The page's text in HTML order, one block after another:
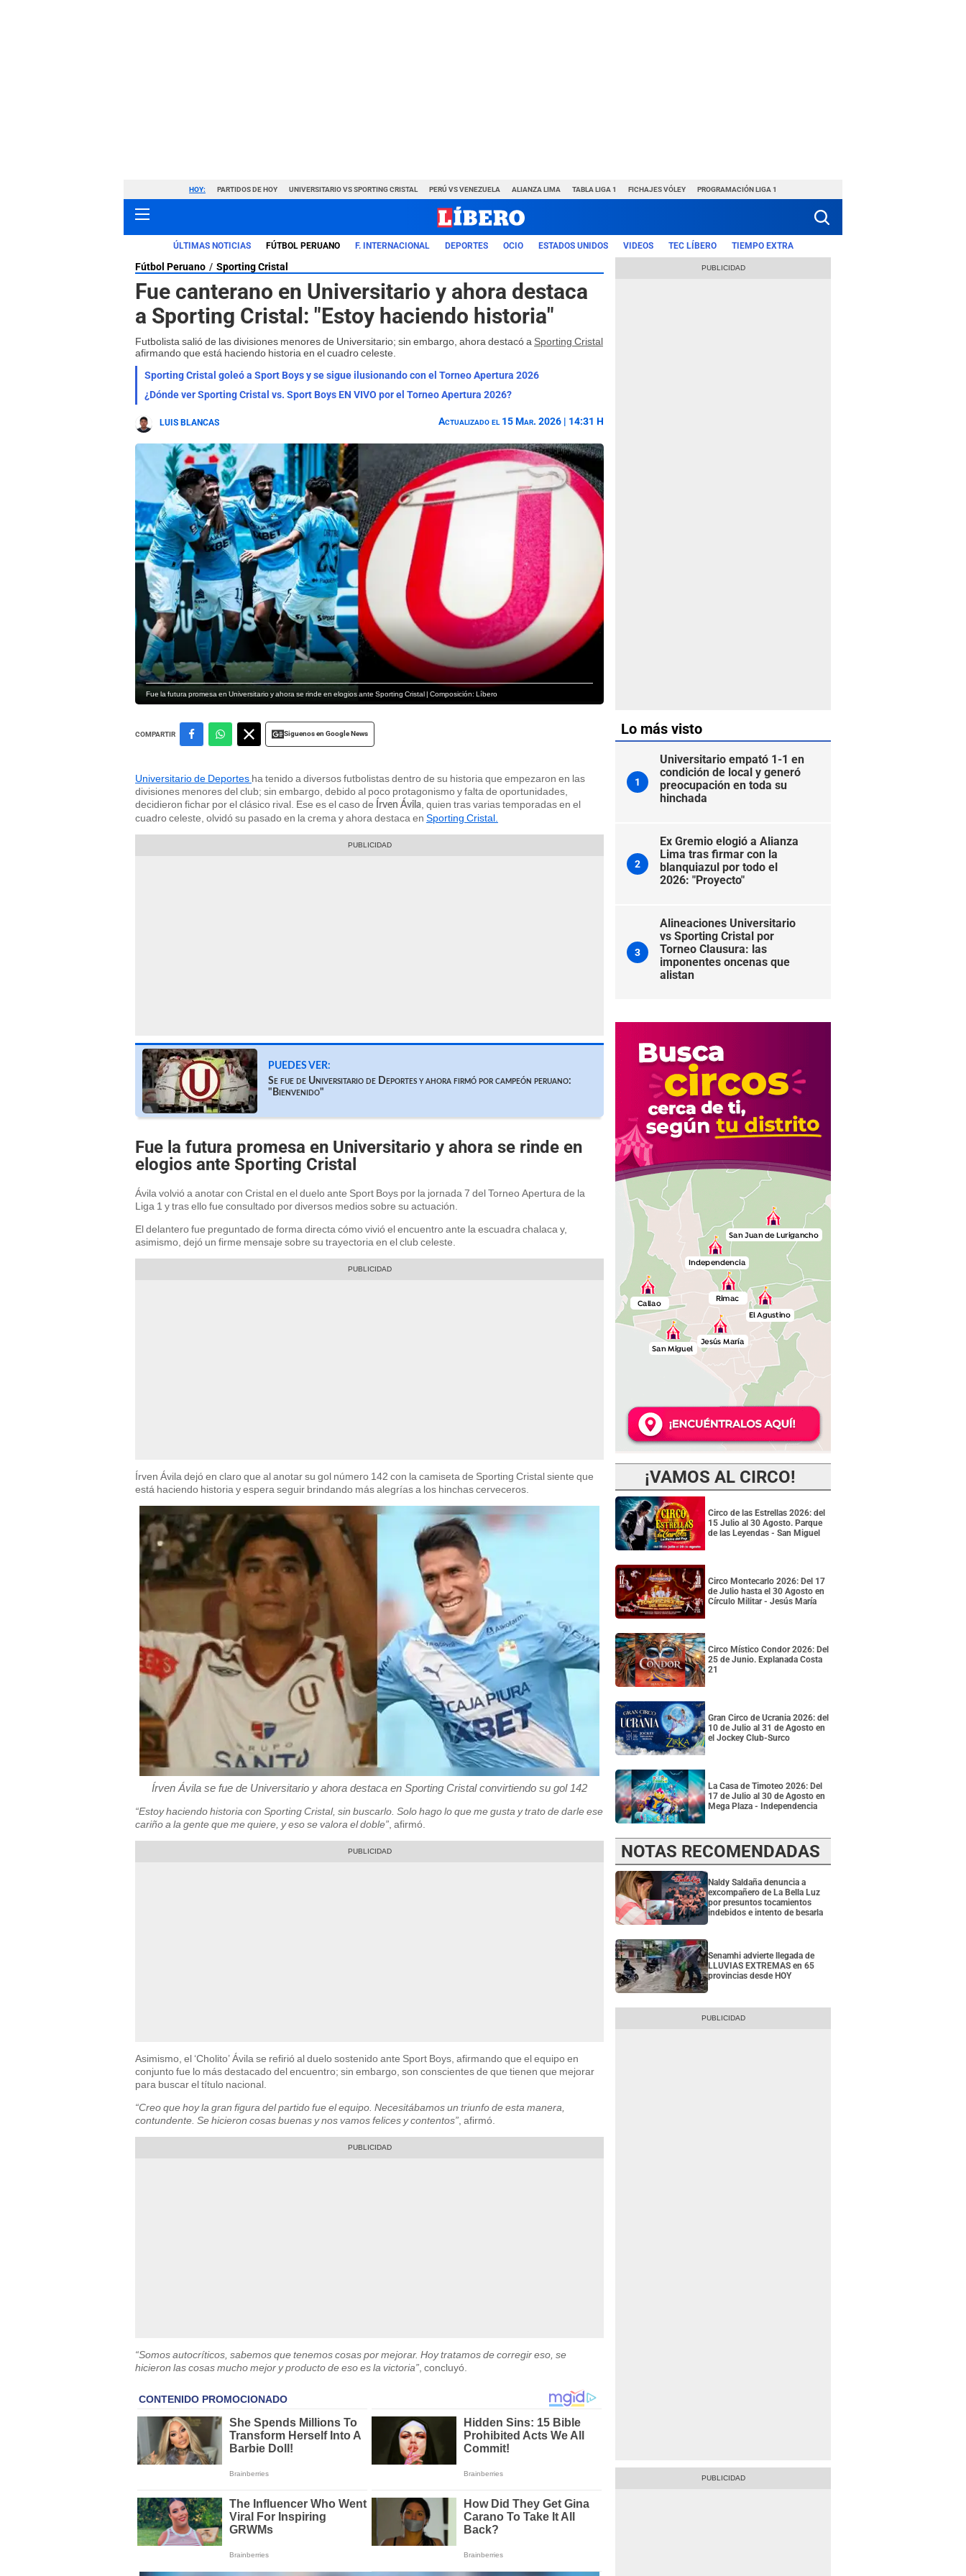
HOY: PARTIDOS DE HOY UNIVERSITARIO VS SPORTING CRISTAL PERÚ VS VENEZUELA ALIANZA LIMA TABLA LIGA 1 FICHAJES VÓLEY PROGRAMACIÓN LIGA 1
ÚLTIMAS NOTICIAS FÚTBOL PERUANO F. INTERNACIONAL DEPORTES OCIO ESTADOS UNIDOS VIDEOS TEC LÍBERO TIEMPO EXTRA
Fútbol Peruano Sporting Cristal
Fue canterano en Universitario y ahora destaca
a Sporting Cristal: "Estoy haciendo historia"
Futbolista salió de las divisiones menores de Universitario; sin embargo, ahora destacó a Sporting Cristal
afirmando que está haciendo historia en el cuadro celeste.
Sporting Cristal goleó a Sport Boys y se sigue ilusionando con el Torneo Apertura 2026
¿Dónde ver Sporting Cristal vs. Sport Boys EN VIVO por el Torneo Apertura 2026?
LUIS BLANCAS Actualizado el 15 Mar. 2026 | 14:31 H
Fue la futura promesa en Universitario y ahora se rinde en elogios ante Sporting Cristal | Composición: Líbero
COMPARTIR Siguenos en Google News
Universitario de Deportes ha tenido a diversos futbolistas dentro de su historia que empezaron en las
divisiones menores del club; sin embargo, debido al poco protagonismo y falta de oportunidades,
decidieron fichar por el clásico rival. Ese es el caso de
Írven Ávila , quien tras varias temporadas en el
cuadro celeste, olvidó su pasado en la crema y ahora destaca en Sporting Cristal.
PUEDES VER:
Se fue de Universitario de Deportes y ahora firmó por campeón peruano:
"Bienvenido"
Fue la futura promesa en Universitario y ahora se rinde en
elogios ante Sporting Cristal
Ávila volvió a anotar con Cristal en el duelo ante Sport Boys por la jornada 7 del Torneo Apertura de la
Liga 1 y tras ello fue consultado por diversos medios sobre su actuación.
El delantero fue preguntado de forma directa cómo vivió el encuentro ante la escuadra chalaca y,
asimismo, dejó un firme mensaje sobre su trayectoria en el club celeste.
Írven Ávila dejó en claro que al anotar su gol número 142 con la camiseta de Sporting Cristal siente que
está haciendo historia y espera seguir brindando más alegrías a los hinchas cerveceros.
Írven Ávila se fue de Universitario y ahora destaca en Sporting Cristal convirtiendo su gol 142
“Estoy haciendo historia con Sporting Cristal, sin buscarlo. Solo hago lo que me gusta y trato de darle ese
cariño a la gente que me quiere, y eso se valora el doble”, afirmó.
Asimismo, el ‘Cholito’ Ávila se refirió al duelo sostenido ante Sport Boys, afirmando que el equipo en
conjunto fue lo más destacado del encuentro; sin embargo, son conscientes de que tienen que mejorar
para buscar el título nacional.
“Creo que hoy la gran figura del partido fue el equipo. Necesitábamos un triunfo de esta manera,
contundente. Se hicieron cosas buenas y nos vamos felices y contentos”, afirmó.
“Somos autocríticos, sabemos que tenemos cosas por mejorar. Hoy tratamos de corregir eso, se
hicieron las cosas mucho mejor y producto de eso es la victoria”, concluyó.
Lo más visto
1
Universitario empató 1-1 en
condición de local y generó
preocupación en toda su
hinchada
2
Ex Gremio elogió a Alianza
Lima tras firmar con la
blanquiazul por todo el
2026: "Proyecto"
3
Alineaciones Universitario
vs Sporting Cristal por
Torneo Clausura: las
imponentes oncenas que
alistan
¡VAMOS AL CIRCO!
Circo de las Estrellas 2026: del
15 Julio al 30 Agosto. Parque
de las Leyendas - San Miguel
Circo Montecarlo 2026: Del 17
de Julio hasta el 30 Agosto en
Círculo Militar - Jesús María
Circo Místico Condor 2026: Del
25 de Junio. Explanada Costa
21
Gran Circo de Ucrania 2026: del
10 de Julio al 31 de Agosto en
el Jockey Club-Surco
La Casa de Timoteo 2026: Del
17 de Julio al 30 de Agosto en
Mega Plaza - Independencia
NOTAS RECOMENDADAS
Naldy Saldaña denuncia a
excompañero de La Bella Luz
por presuntos tocamientos
indebidos e intento de besarla
Senamhi advierte llegada de
LLUVIAS EXTREMAS en 65
provincias desde HOY